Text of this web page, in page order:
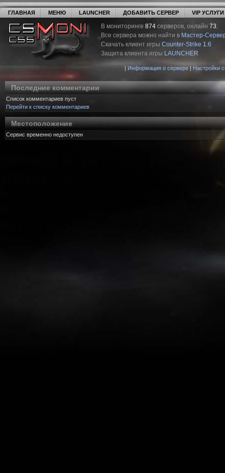
ГЛАВНАЯ МЕНЮ LAUNCHER ДОБАВИТЬ СЕРВЕР VIP УСЛУГИ
В мониторинге 874 серверов, онлайн 73,
Все сервера можно найти в Мастер-
Скачать клиент игры Counter-Strike 1.6
Защита клиента игры LAUNCHER
| Информация о сервере| Настройки
Последние комментарии
Список комментариев пуст
Перейти к списку комментариев
Местоположение
Сервис временно недоступен